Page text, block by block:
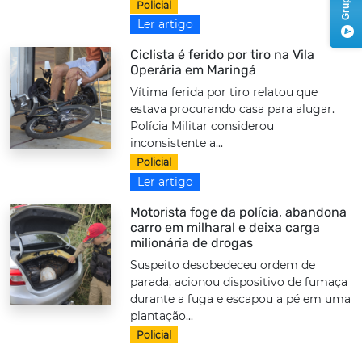
Policial
Ler artigo
Ciclista é ferido por tiro na Vila
Operária em Maringá
Vítima ferida por tiro relatou que
estava procurando casa para alugar.
Polícia Militar considerou
inconsistente a...
Policial
Ler artigo
Motorista foge da polícia, abandona
carro em milharal e deixa carga
milionária de drogas
Suspeito desobedeceu ordem de
parada, acionou dispositivo de fumaça
durante a fuga e escapou a pé em uma
plantação...
Policial